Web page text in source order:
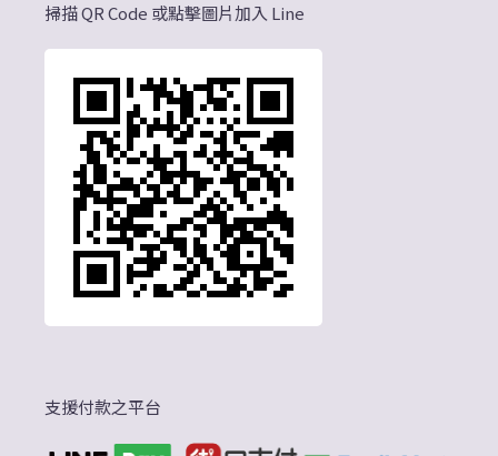
掃描 QR Code 或點擊圖片加入 Line
支援付款之平台